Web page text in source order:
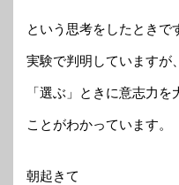
という思考をしたときで
実験で判明していますが
「選ぶ」ときに意志力を
ことがわかっています。
朝起きて